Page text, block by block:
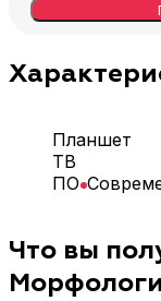
Планшет
ТВ
ПО
Что вы